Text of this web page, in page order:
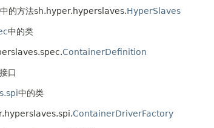
的方法sh.hyper.hyperslaves.HyperSlaves
中的类
ContainerDefinition
口
中的类
ContainerDriverFactory